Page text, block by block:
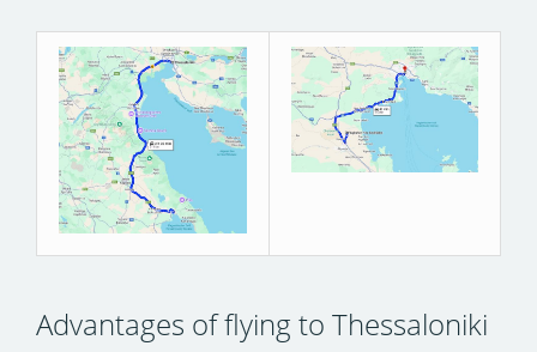
Advantages of flying to Thessaloniki